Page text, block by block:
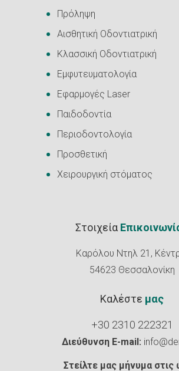
Πρόληψη
Αισθητική Οδοντιατρική
Κλασσική Οδοντιατρική
Εμφυτευματολογία
Εφαρμογές Laser
Παιδοδοντία
Περιοδοντολογία
Προσθετική
Χειρουργική στόματος
Στοιχεία
Καρόλου Ντηλ 21,
54623 Θεσσαλονίκη
Καλέστε μας
+30 2310 222321
Διεύθυνση E-mail:
Στείλτε μας μήνυμα στις